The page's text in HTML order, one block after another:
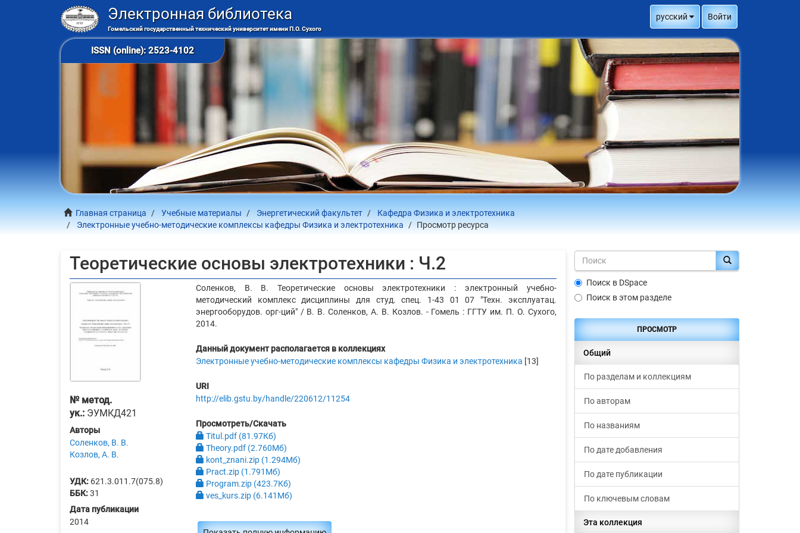
Электронная библиотека
Гомельский государственный технический университет имени П.О. Сухого
русский Войти
ISSN (online): 2523-4102
Главная страница Учебные материалы Энергетический факультет
Кафедра Физика и электротехника
Электронные учебно-методические комплексы кафедры Физика и электротехника
Просмотр ресурса
Теоретические основы электротехники : Ч.2
№ метод.
ук.: ЭУМКД421
Авторы
Соленков, В. В.
Козлов, А. В.
УДК: 621.3.011.7(075.8)
ББК:31
Дата публикации
2014
Соленков, В. В. Теоретические основы электротехники : электронный учебно-
методический комплекс дисциплины для студ. спец. 1-43 01 07 "Техн. эксплуатац.
энергооборудов. орг-ций" / В. В. Соленков, А. В. Козлов. - Гомель : ГГТУ им. П. О. Сухого,
2014.
Данный документ располагается в коллекциях
Электронные учебно-методические комплексы кафедры Физика и электротехника [13]
URI
http://elib.gstu.by/handle/220612/11254
Просмотреть/Скачать
Titul.pdf (81.97Кб)
Theory.pdf (2.760Мб)
kont_znani.zip (1.294Мб)
Pract.zip (1.791Мб)
Program.zip (423.7Кб)
ves_kurs.zip (6.141Мб)
Поиск в DSpace
Поиск в этом разделе
ПРОСМОТР
Общий
По разделам и коллекциям
По авторам
По названиям
По дате добавления
По дате публикации
По ключевым словам
Эта коллекция